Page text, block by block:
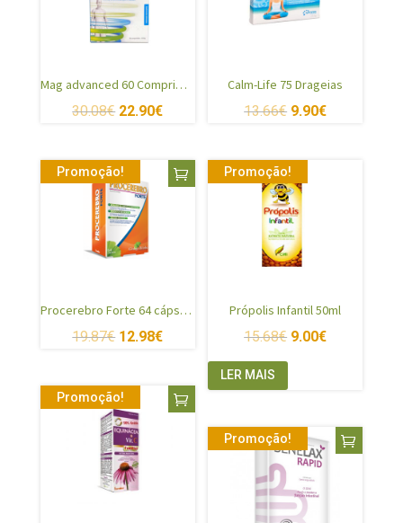
Mag advanced 60 Comprimidos
30.08€ 22.90€
Calm-Life 75 Drageias
13.66€ 9.90€
Promoção!
Procerebro Forte 64 cápsulas
19.87€ 12.98€
Promoção!
Própolis Infantil 50ml
15.68€ 9.00€
LER MAIS
Promoção!
Promoção!